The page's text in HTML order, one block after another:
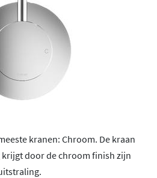
kranen: Chroom. De kraan
door de chroom finish zijn